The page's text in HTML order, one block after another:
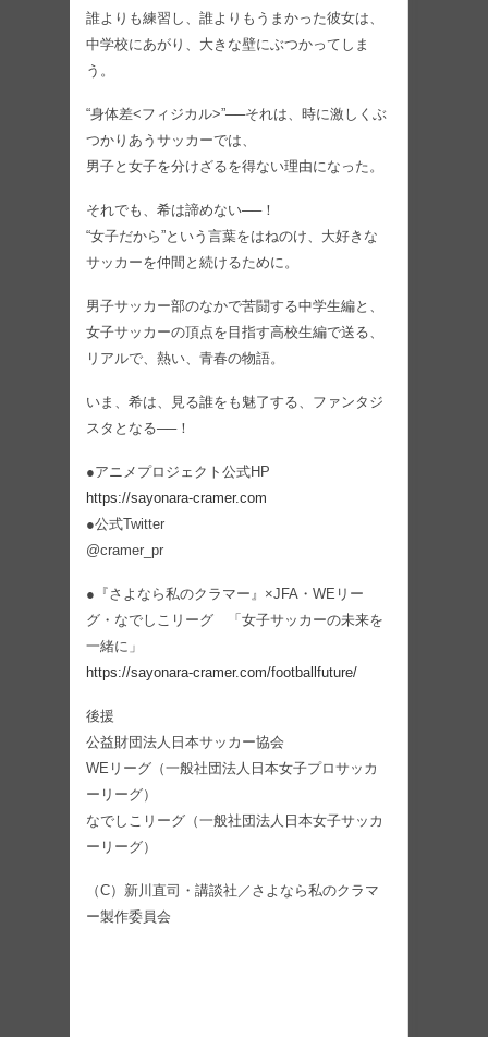
誰よりも練習し、誰よりもうまかった彼女は、
中学校にあがり、大きな壁にぶつかってしま
う。
“身体差<フィジカル>”──それは、時に激しくぶ
つかりあうサッカーでは、
男子と女子を分けざるを得ない理由になった。
それでも、希は諦めない──！
“女子だから”という言葉をはねのけ、大好きな
サッカーを仲間と続けるために。
男子サッカー部のなかで苦闘する中学生編と、
女子サッカーの頂点を目指す高校生編で送る、
リアルで、熱い、青春の物語。
いま、希は、見る誰をも魅了する、ファンタジ
スタとなる──！
●アニメプロジェクト公式HP
https://sayonara-cramer.com
●公式Twitter
@cramer_pr
●『さよなら私のクラマー』×JFA・WEリー
グ・なでしこリーグ 「女子サッカーの未来を
一緒に」
https://sayonara-cramer.com/footballfuture/
後援
公益財団法人日本サッカー協会
WEリーグ（一般社団法人日本女子プロサッカ
ーリーグ）
なでしこリーグ（一般社団法人日本女子サッカ
ーリーグ）
（C）新川直司・講談社／さよなら私のクラマ
ー製作委員会